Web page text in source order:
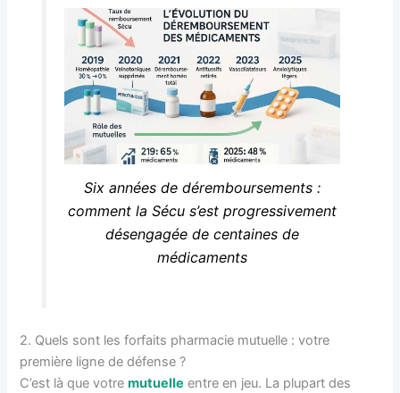
Six années de déremboursements :
comment la Sécu s’est progressivement
désengagée de centaines de
médicaments
2. Quels sont les forfaits pharmacie mutuelle : votre
première ligne de défense ?
C’est là que votremutuelle entre en jeu. La plupart des